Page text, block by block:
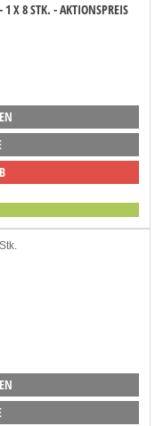
X 8 STK. - AKTIONSPREIS